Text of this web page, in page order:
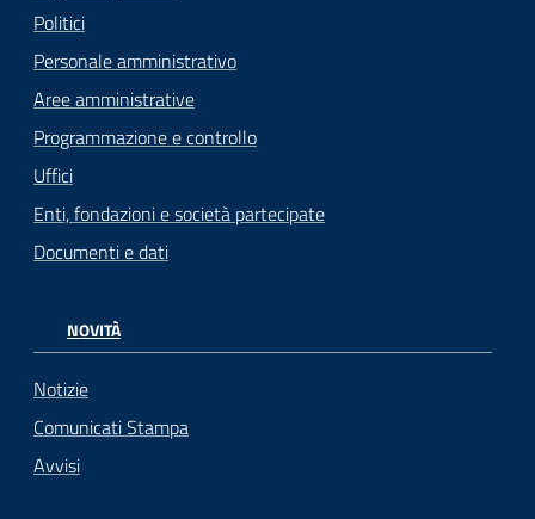
Politici
Personale amministrativo
Aree amministrative
Programmazione e controllo
Uffici
Enti, fondazioni e società partecipate
Documenti e dati
NOVITÀ
Notizie
Comunicati Stampa
Avvisi